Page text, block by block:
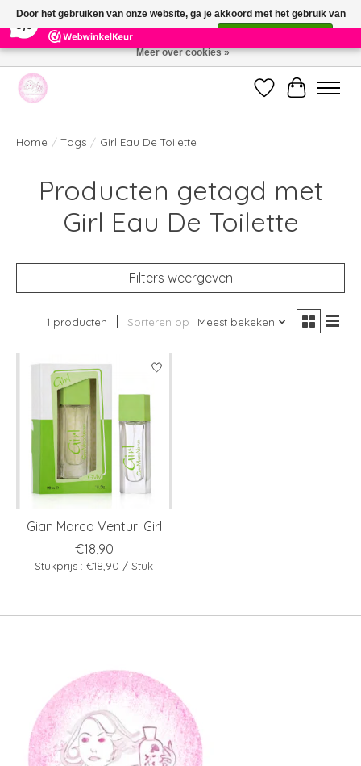
391 Reviews ×
Welkom bij de nieuwe webshop van Parfumerie Marie Rose
Verlanglijst
Home / Tags / Girl Eau De Toilette
Producten getagd met
Girl Eau De Toilette
Filters weergeven
1 producten Sorteren op Meest bekeken
Gian Marco Venturi Girl
€18,90
Stukprijs : €18,90 / Stuk
Door het gebruiken van onze website, ga je akkoord met het gebruik van
cookies om onze website te verbeteren.
Meer over cookies »